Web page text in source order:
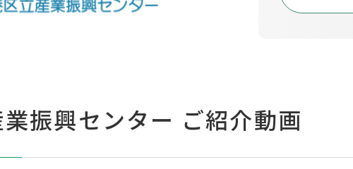
振興センター ご紹介動画